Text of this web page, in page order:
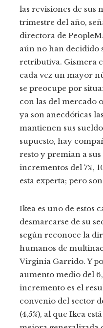
las revisiones de sus
trimestre del año,
directora de
aún no han decidido
retributiva. Gismera
cada vez un mayor
se preocupe por
con las del mercado
ya son anecdóticas
mantienen sus
supuesto, hay
resto y premian a
incrementos del 7%,
esta experta; pero
Ikea es uno de estos
desmarcarse de su
según reconoce la
humanos de
Virginia Garrido. Y
aumento medio del
incremento es el
convenio del sector
(4,5%), al que Ikea